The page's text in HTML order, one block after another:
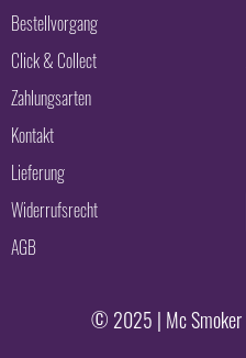
Bestellvorgang
Click & Collect
Zahlungsarten
Kontakt
Lieferung
Widerrufsrecht
AGB
© 2025 | Mc Smoker